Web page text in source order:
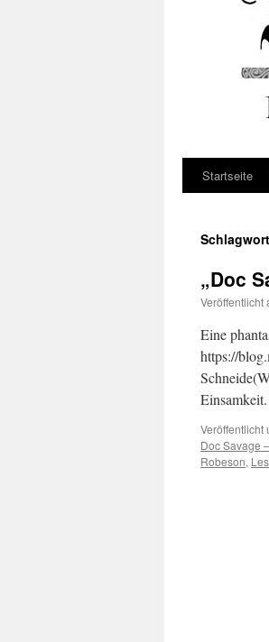
Startseite
„Doc
Veröffentlicht
Eine
https://
Veröffentlicht
Doc Savage
Robeson,